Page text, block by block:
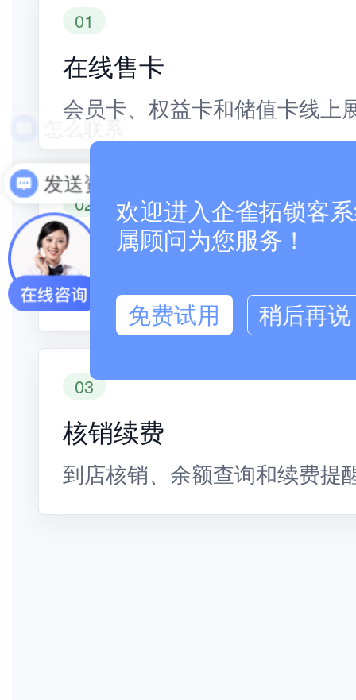
01
在线售卡
会员卡、权益卡和储值卡线上
02
权益展示
有效期、适用门店和使用规则
03
核销续费
到店核销、余额查询和续费提
发送资料
怎么联系
欢迎进入企雀拓锁客
属顾问为您服务！
免费试用 稍后再说